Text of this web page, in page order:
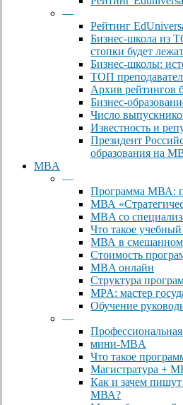
—
Рейтинг
Бизнес-школа из
стопки будет
Бизнес-школы:
ТОП
Архив рейтингов
Бизнес-
Число
Известность и
Президент
образования на
MBA
—
Программа МВА:
МВА
MBA со
Что такое
МВА в смешанном
Стоимость
MBA онлайн
Cтруктура
MPA: мастер
Обучение
—
мини-MBA
Что такое
Магистратура +
Как и зачем
МВА?